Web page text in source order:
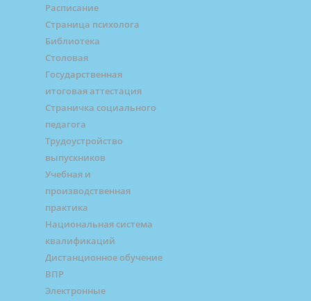
Расписание
Страница психолога
Библиотека
Столовая
Государственная
итоговая аттестация
Страничка социального
педагога
Трудоустройство
выпускников
Учебная и
производственная
практика
Национальная система
квалификаций
Дистанционное обучение
ВПР
Электронные